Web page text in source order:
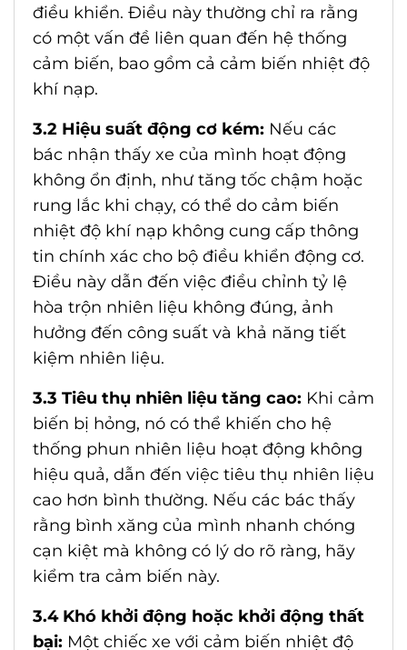
điều khiển. Điều này thường chỉ ra rằng
có một vấn đề liên quan đến hệ thống
cảm biến, bao gồm cả cảm biến nhiệt độ
khí nạp.
3.2 Hiệu suất động cơ kém: Nếu các
bác nhận thấy xe của mình hoạt động
không ổn định, như tăng tốc chậm hoặc
rung lắc khi chạy, có thể do cảm biến
nhiệt độ khí nạp không cung cấp thông
tin chính xác cho bộ điều khiển động cơ.
Điều này dẫn đến việc điều chỉnh tỷ lệ
hòa trộn nhiên liệu không đúng, ảnh
hưởng đến công suất và khả năng tiết
kiệm nhiên liệu.
3.3 Tiêu thụ nhiên liệu tăng cao: Khi cảm
biến bị hỏng, nó có thể khiến cho hệ
thống phun nhiên liệu hoạt động không
hiệu quả, dẫn đến việc tiêu thụ nhiên liệu
cao hơn bình thường. Nếu các bác thấy
rằng bình xăng của mình nhanh chóng
cạn kiệt mà không có lý do rõ ràng, hãy
kiểm tra cảm biến này.
3.4 Khó khởi động hoặc khởi động thất
bại: Một chiếc xe với cảm biến nhiệt độ